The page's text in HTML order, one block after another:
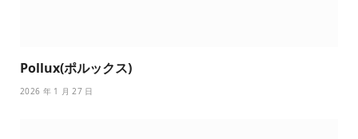
Pollux(ポルックス)
2026 年 1 月 27 日